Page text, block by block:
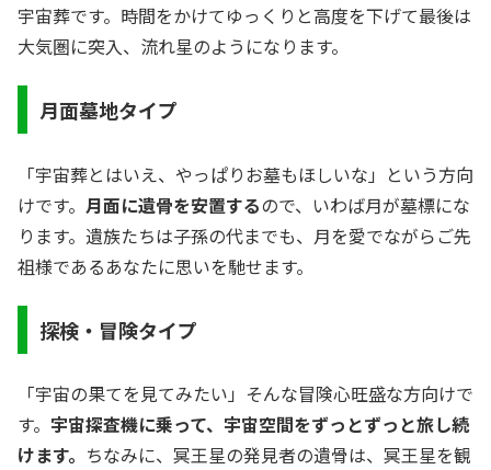
宇宙葬です。時間をかけてゆっくりと高度を下げて最後は
大気圏に突入、流れ星のようになります。
月面墓地タイプ
「宇宙葬とはいえ、やっぱりお墓もほしいな」という方向
けです。 月面に遺骨を安置するので、いわば月が墓標にな
ります。遺族たちは子孫の代までも、月を愛でながらご先
祖様であるあなたに思いを馳せます。
探検・冒険タイプ
「宇宙の果てを見てみたい」そんな冒険心旺盛な方向けで
す。 宇宙探査機に乗って、宇宙空間をずっとずっと旅し続
けます。 ちなみに、冥王星の発見者の遺骨は、冥王星を観